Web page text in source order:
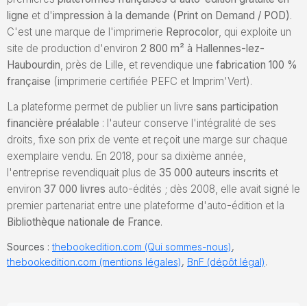
ligne et d'impression à la demande (Print on Demand / POD).
C'est une marque de l'imprimerie Reprocolor, qui exploite un
site de production d'environ 2 800 m² à Hallennes-lez-
Haubourdin, près de Lille, et revendique une fabrication 100 %
française (imprimerie certifiée PEFC et Imprim'Vert).
La plateforme permet de publier un livre sans participation
financière préalable : l'auteur conserve l'intégralité de ses
droits, fixe son prix de vente et reçoit une marge sur chaque
exemplaire vendu. En 2018, pour sa dixième année,
l'entreprise revendiquait plus de 35 000 auteurs inscrits et
environ 37 000 livres auto-édités ; dès 2008, elle avait signé le
premier partenariat entre une plateforme d'auto-édition et la
Bibliothèque nationale de France.
Sources : thebookedition.com (Qui sommes-nous),
thebookedition.com (mentions légales), BnF (dépôt légal).